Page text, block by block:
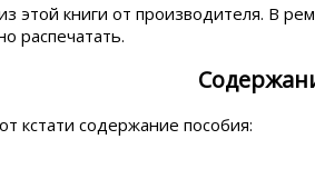
этой книги от производителя. В
распечатать.
кстати содержание пособия: